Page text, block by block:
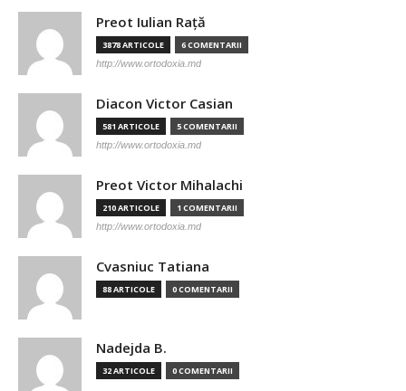
Preot Iulian Raţă
3878 ARTICOLE 6 COMENTARII
http://www.ortodoxia.md
Diacon Victor Casian
581 ARTICOLE 5 COMENTARII
http://www.ortodoxia.md
Preot Victor Mihalachi
210 ARTICOLE 1 COMENTARII
http://www.ortodoxia.md
Cvasniuc Tatiana
88 ARTICOLE 0 COMENTARII
Nadejda B.
32 ARTICOLE 0 COMENTARII